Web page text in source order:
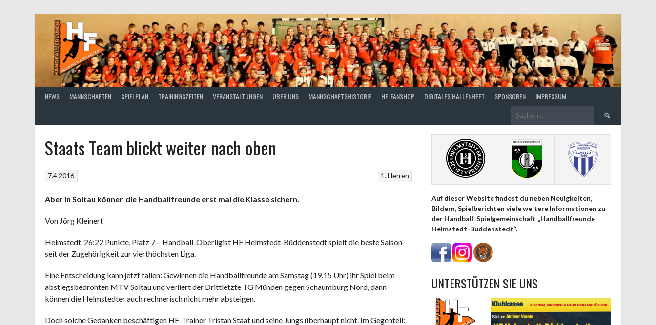
NEWS MANNSCHAFTEN SPIELPLAN TRAININGSZEITEN VERANSTALTUNGEN ÜBER UNS MANNSCHAFTSHISTORIE HF-FANSHOP DIGITALES HALLENHEFT SPONSOREN IMPRESSUM
Suchen
Staats Team blickt weiter nach oben
1. Herren
7.4.2016
Aber in Soltau können die Handballfreunde erst mal die Klasse sichern.
Von Jörg Kleinert
Helmstedt. 26:22 Punkte, Platz 7 – Handball-Oberligist HF Helmstedt-Büddenstedt spielt die beste Saison
seit der Zugehörigkeit zur vierthöchsten Liga.
Eine Entscheidung kann jetzt fallen: Gewinnen die Handballfreunde am Samstag (19.15 Uhr) ihr Spiel beim
abstiegsbedrohten MTV Soltau und verliert der Drittletzte TG Münden gegen Schaumburg Nord, dann
können die Helmstedter auch rechnerisch nicht mehr absteigen.
Doch solche Gedanken beschäftigen HF-Trainer Tristan Staat und seine Jungs überhaupt nicht. Im Gegenteil:
Auf dieser Website findest du neben Neuigkeiten,
Bildern, Spielberichten viele weitere Informationen zu
der Handball-Spielgemeinschaft „Handballfreunde
Helmstedt-Büddenstedt“.
UNTERSTÜTZEN SIE UNS